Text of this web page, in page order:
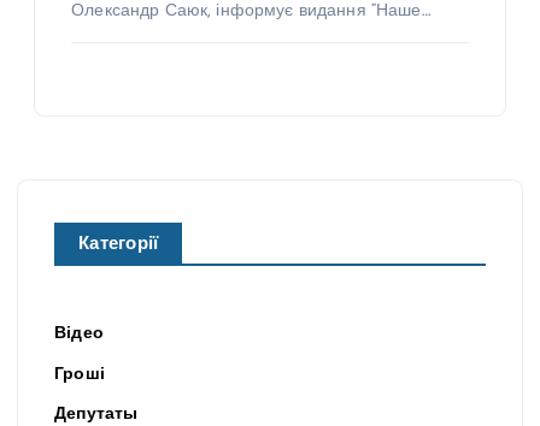
Олександр Саюк, інформує видання “Наше…
Категорії
Відео
Гроші
Депутаты